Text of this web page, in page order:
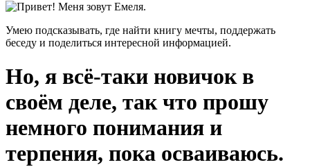
Привет! Меня зовут Емеля.
Умею подсказывать, где найти книгу мечты, поддержать
беседу и поделиться интересной информацией.
Но, я всё-таки новичок в
своём деле, так что прошу
немного понимания и
терпения, пока осваиваюсь.